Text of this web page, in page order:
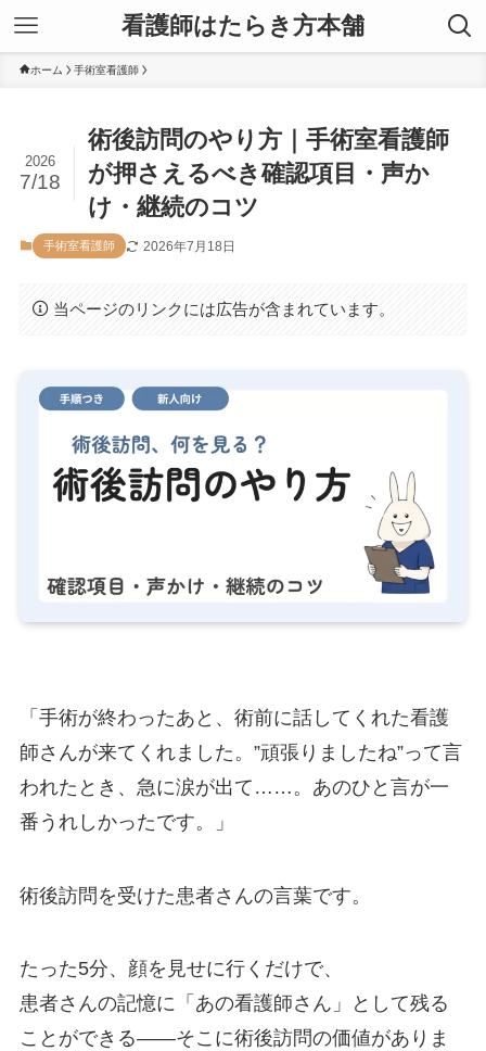
看護師はたらき方本舗
ホーム 手術室看護師
術後訪問のやり方｜手術室看護師
が押さえるべき確認項目・声か
け・継続のコツ
2026
7/18
手術室看護師 2026年7月18日
当ページのリンクには広告が含まれています。
「手術が終わったあと、術前に話してくれた看護
師さんが来てくれました。”頑張りましたね”って言
われたとき、急に涙が出て……。あのひと言が一
番うれしかったです。」
術後訪問を受けた患者さんの言葉です。
たった5分、顔を見せに行くだけで、
患者さんの記憶に「あの看護師さん」として残る
ことができる——そこに術後訪問の価値がありま